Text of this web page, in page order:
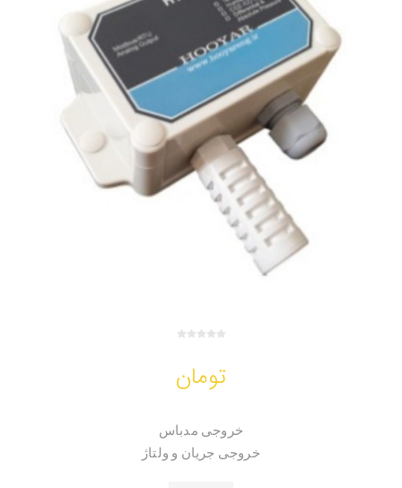
تومان
خروجی مدباس
خروجی جریان و ولتاژ